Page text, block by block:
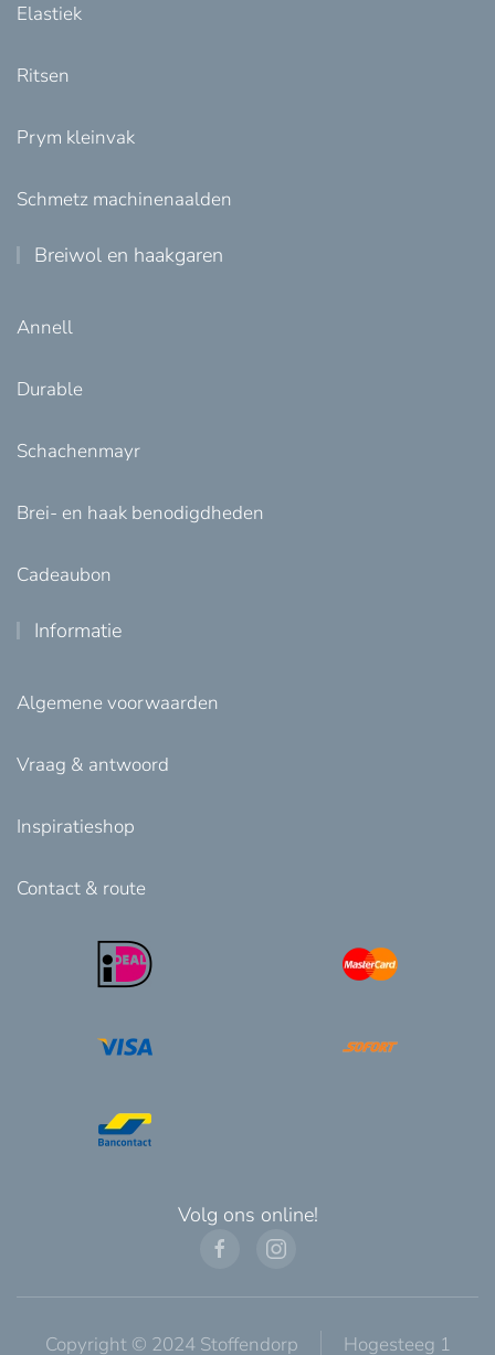
Elastiek
Ritsen
Prym kleinvak
Schmetz machinenaalden
Breiwol en haakgaren
Annell
Durable
Schachenmayr
Brei- en haak benodigdheden
Cadeaubon
Informatie
Algemene voorwaarden
Vraag & antwoord
Inspiratieshop
Contact & route
Volg ons online!
Copyright © 2024 Stoffendorp Hogesteeg 1